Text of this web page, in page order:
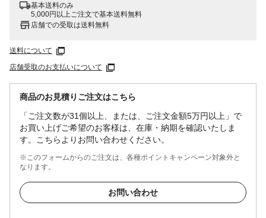
基本送料のみ
5,000円以上ご注文で基本送料無料
店舗での受取は送料無料
送料について
店舗受取のお支払いについて
商品のお見積りご注文はこちら
「ご注文数が31個以上、または、ご注文金額5万円以上」で
お買い上げご希望のお客様は、在庫・納期を確認いたしま
す。こちらよりお問い合わせください。
※このフォームからのご注文は、各種ポイントキャンペーン対象外と
なります。
お問い合わせ